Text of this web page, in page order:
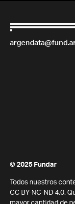
© 2025 Fundar
Todos nuestros
CC BY-NC-ND 4.0.